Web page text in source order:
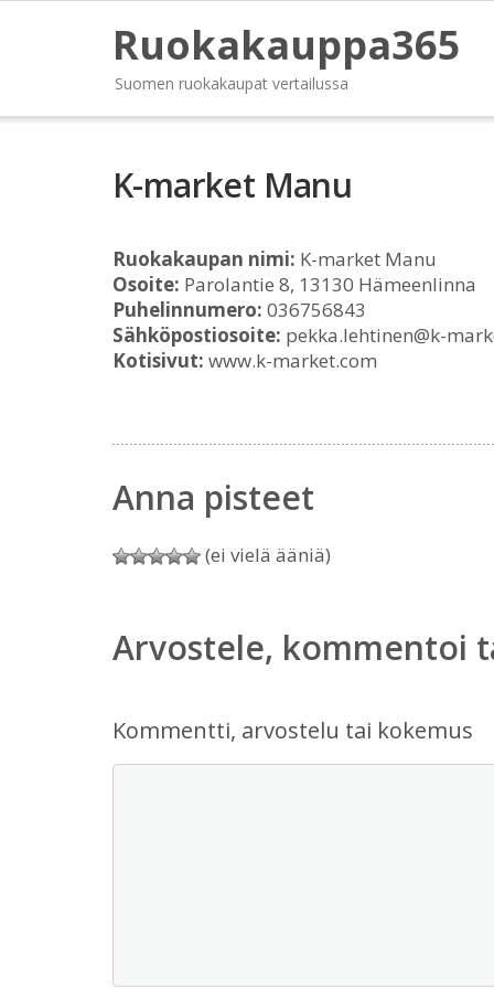
Ruokakauppa365
Suomen ruokakaupat vertailussa
K-market Manu
Ruokakaupan nimi: K-market Manu
Osoite: Parolantie 8, 13130 Hämeenlinna
Puhelinnumero: 036756843
Sähköpostiosoite: pekka.lehtinen@k-
Kotisivut: www.k-market.com
Anna pisteet
(ei vielä ääniä)
Arvostele, kommentoi
Kommentti, arvostelu tai kokemus